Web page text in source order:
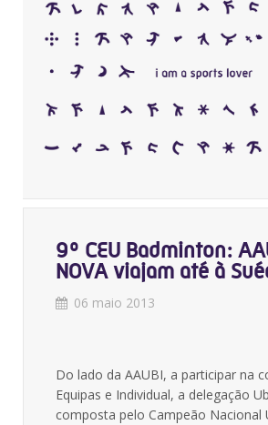
9º CEU Badminton:
NOVA viajam até à
06 maio 2013
Do lado da AAUBI, a participar na
Equipas e Individual, a delegação
composta pelo Campeão Nacional